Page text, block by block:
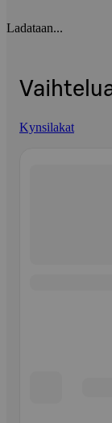
Ladataan...
Kynsilakat